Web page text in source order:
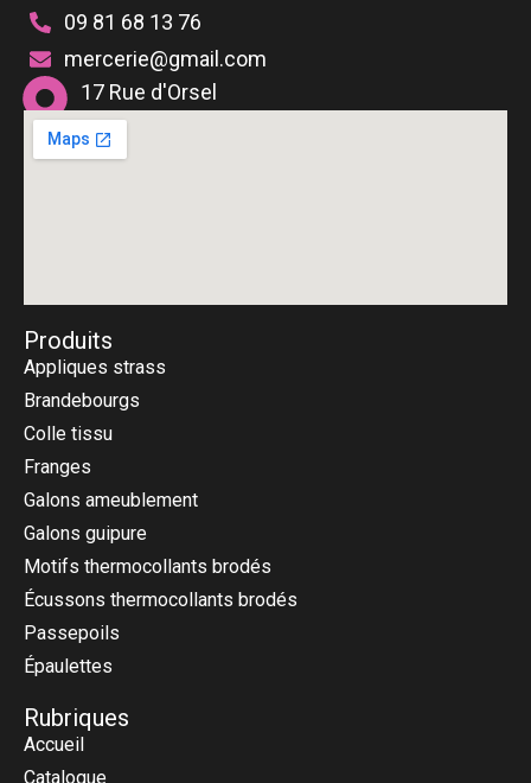
09 81 68 13 76
mercerie@gmail.com
17 Rue d'Orsel
75018 Paris
Produits
Appliques strass
Brandebourgs
Colle tissu
Franges
Galons ameublement
Galons guipure
Motifs thermocollants brodés
Écussons thermocollants brodés
Passepoils
Épaulettes
Rubriques
Accueil
Catalogue